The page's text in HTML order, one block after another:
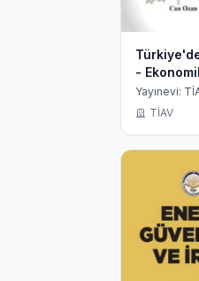
-
Ekonomik
Yayınevi:
TİAV